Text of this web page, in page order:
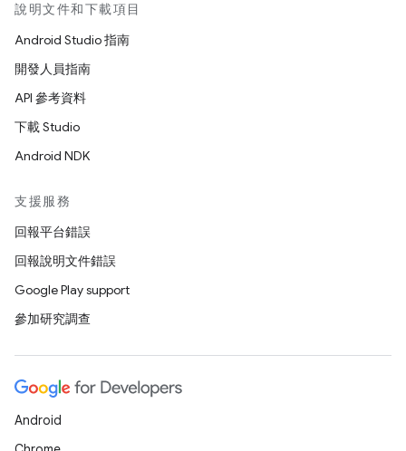
說明文件和下載項目
Android Studio 指南
開發人員指南
API 參考資料
下載 Studio
Android NDK
支援服務
回報平台錯誤
回報說明文件錯誤
Google Play support
參加研究調查
Android